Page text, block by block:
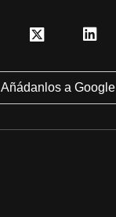
Añádanlos a Google